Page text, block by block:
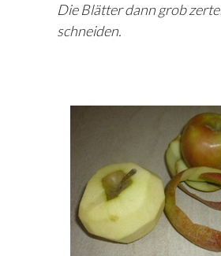
Die Blätter dann grob
schneiden.